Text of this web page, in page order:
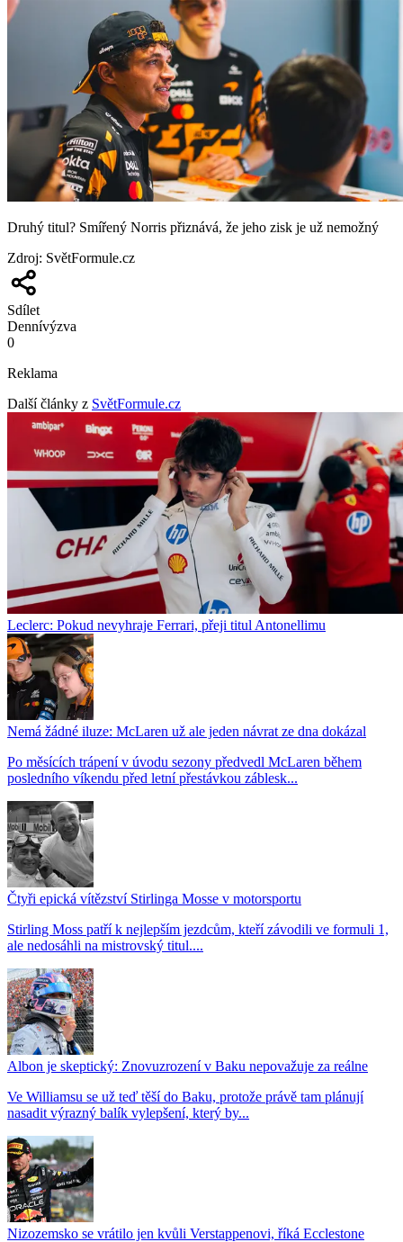
Druhý titul? Smířený Norris přiznává, že jeho zisk je už nemožný
Zdroj: SvětFormule.cz
Sdílet
Dennívýzva
0
Reklama
Další články z SvětFormule.cz
Leclerc: Pokud nevyhraje Ferrari, přeji titul Antonellimu
Nemá žádné iluze: McLaren už ale jeden návrat ze dna dokázal
Po měsících trápení v úvodu sezony předvedl McLaren během
posledního víkendu před letní přestávkou záblesk...
Čtyři epická vítězství Stirlinga Mosse v motorsportu
Stirling Moss patří k nejlepším jezdcům, kteří závodili ve formuli 1,
ale nedosáhli na mistrovský titul....
Albon je skeptický: Znovuzrození v Baku nepovažuje za reálne
Ve Williamsu se už teď těší do Baku, protože právě tam plánují
nasadit výrazný balík vylepšení, který by...
Nizozemsko se vrátilo jen kvůli Verstappenovi, říká Ecclestone